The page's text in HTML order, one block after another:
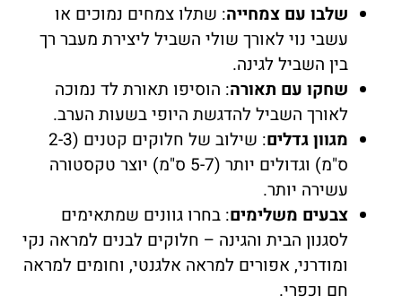
שלבו עם צמחייה: שתלו צמחים נמוכים או
עשבי נוי לאורך שולי השביל ליצירת מעבר רך
בין השביל לגינה.
שחקו עם תאורה: הוסיפו תאורת לד נמוכה
לאורך השביל להדגשת היופי בשעות הערב.
מגוון גדלים
: שילוב של חלוקים קטנים (2-3
ס"מ) וגדולים יותר (5-7 ס"מ) יוצר טקסטורה
עשירה יותר.
צבעים משלימים: בחרו גוונים שמתאימים
לסגנון הבית והגינה – חלוקים לבנים למראה נקי
ומודרני, אפורים למראה אלגנטי, וחומים למראה
חם וכפרי.